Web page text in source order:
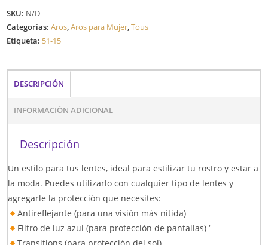
SKU: N/D
Categorías:Aros,Aros para Mujer,Tous
Etiqueta: 51-15
DESCRIPCIÓN
INFORMACIÓN ADICIONAL
Descripción
Un estilo para tus lentes, ideal para estilizar tu rostro y estar a
la moda. Puedes utilizarlo con cualquier tipo de lentes y
agregarle la protección que necesites:
Antireflejante (para una visión más nítida)
Filtro de luz azul (para protección de pantallas) ‘